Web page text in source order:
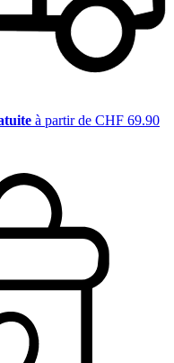
à partir de CHF 69.90